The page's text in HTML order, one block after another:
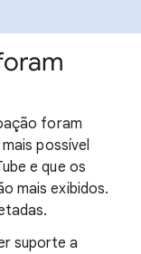
foram
possível
e que os
mais exibidos.
suporte a